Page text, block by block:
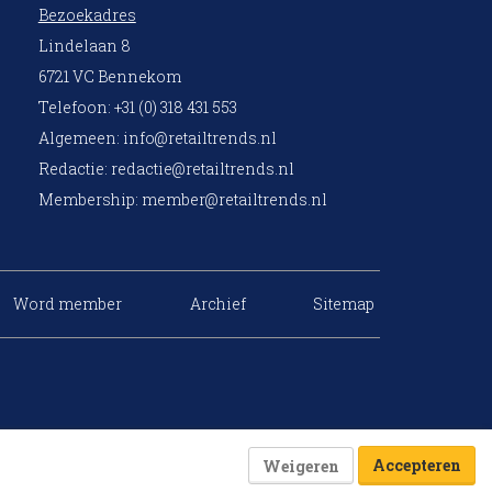
Bezoekadres
Lindelaan 8
6721 VC Bennekom
Telefoon: +31 (0) 318 431 553
Algemeen: info@retailtrends.nl
Redactie: redactie@retailtrends.nl
Membership: member@retailtrends.nl
Word member Archief Sitemap
Weigeren Accepteren